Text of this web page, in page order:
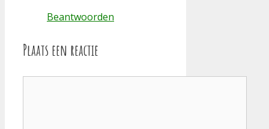
Beantwoorden
Plaats een reactie